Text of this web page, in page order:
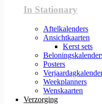
In Stationary
Aftelkalenders
Ansichtkaarten
Kerst sets
Posters
Weekplanners
Wenskaarten
Verzorging